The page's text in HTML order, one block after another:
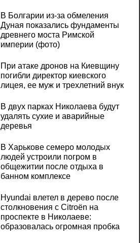
В Болгарии из-за обмеления
Дуная показались фундаменты
древнего моста Римской
империи (фото)
При атаке дронов на Киевщину
погибли директор киевского
лицея, ее муж и трехлетний внук
В двух парках Николаева будут
удалять сухие и аварийные
деревья
В Харькове семеро молодых
людей устроили погром в
общежитии после отдыха в
банном комплексе
Hyundai влетел в дерево после
столкновения с Citroën на
проспекте в Николаеве:
образовалась огромная пробка